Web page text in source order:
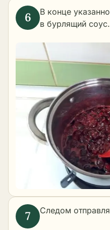
В конце
в бурлящий соус.
Следом